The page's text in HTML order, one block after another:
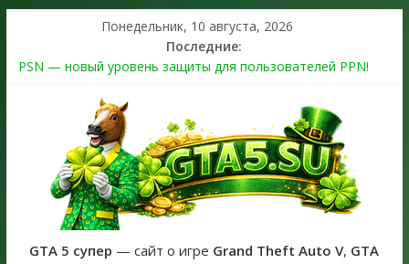
Понедельник, 10 августа, 2026
Последние:
PSN — новый уровень защиты для пользователей PPN!
The Kortz Center Heist выйдет в GTA Online уже 14 июля
Регистрация в Rockstar Games Social Club ошибка #1.500.7:
как зарегистрировать аккаунт и войти без проблем в 2026
Получайте особые награды в GTA Online по программе
Fine Art Collector
GTA 6 официальная обложка игры и Предзаказ Grand Theft
Auto VI
GTA 5 супер — сайт о игре Grand Theft Auto V, GTA